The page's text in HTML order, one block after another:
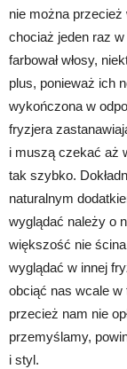
nie można
chociaż jeden raz w
farbował włosy,
plus, ponieważ ich
wykończona w
fryzjera
i muszą czekać aż
tak szybko.
naturalnym
wyglądać należy o
większość nie
wyglądać w innej
obciąć nas wcale
przecież nam nie
przemyślamy,
i styl.